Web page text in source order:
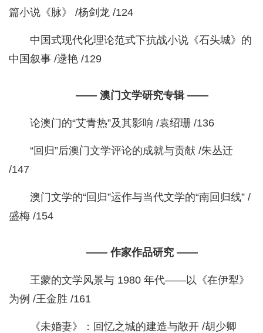
篇小说《脉》 /杨剑龙 /124
中国式现代化理论范式下抗战小说《石头城》的
中国叙事 /逯艳 /129
—— 澳门文学研究专辑 ——
论澳门的“艾青热”及其影响 /袁绍珊 /136
“回归”后澳门文学评论的成就与贡献 /朱丛迁
/147
澳门文学的“回归”运作与当代文学的“南回归线” /
盛梅 /154
—— 作家作品研究 ——
王蒙的文学风景与 1980 年代——以《在伊犁》
为例 /王金胜 /161
《未婚妻》：回忆之城的建造与敞开 /胡少卿